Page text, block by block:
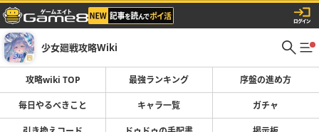
少女廻戦攻略Wiki
攻略wiki TOP 最強ランキング 序盤の進め方
毎日やるべきこと キャラ一覧 ガチャ